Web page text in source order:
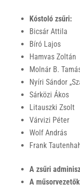
Kóstoló zsűri:
Bicsár Attila
Bíró Lajos
Hamvas Zoltán
Molnár B.
Nyíri Sándor
Sárközi Ákos
Litauszki Zsolt
Várvizi Péter
Wolf András
Frank
A zsűri
A